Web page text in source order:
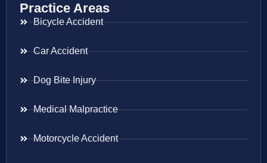
Practice Areas
Bicycle Accident
Car Accident
Dog Bite Injury
Medical Malpractice
Motorcycle Accident